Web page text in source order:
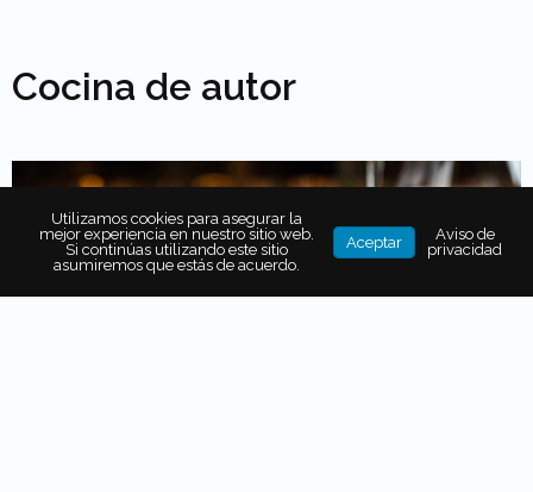
Cocina de autor
Utilizamos cookies para asegurar la
mejor experiencia en nuestro sitio web.
Si continúas utilizando este sitio
asumiremos que estás de acuerdo.
Aceptar
Aviso de
privacidad